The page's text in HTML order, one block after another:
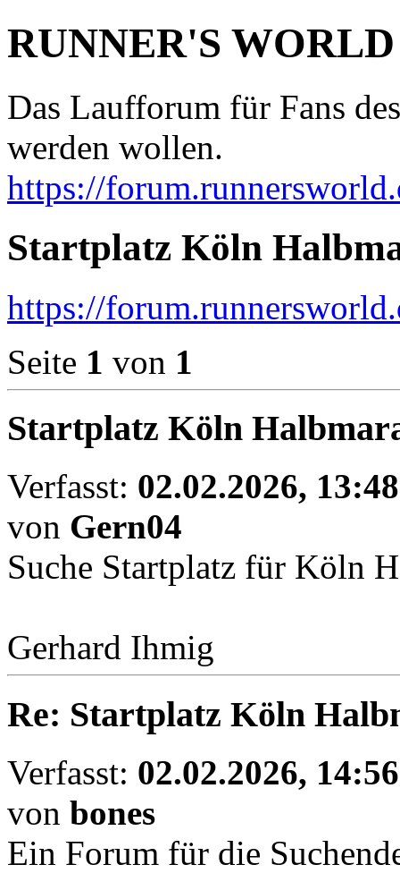
RUNNER'S WORLD
Das Laufforum für Fans
werden wollen.
https://
Startplatz Köln
https://
Seite 1 von 1
Startplatz Köln
Verfasst: 02.02.2026, 13:48
von Gern04
Suche Startplatz für Köln
Gerhard Ihmig
Re: Startplatz Köln
Verfasst: 02.02.2026, 14:56
von bones
Ein Forum für die